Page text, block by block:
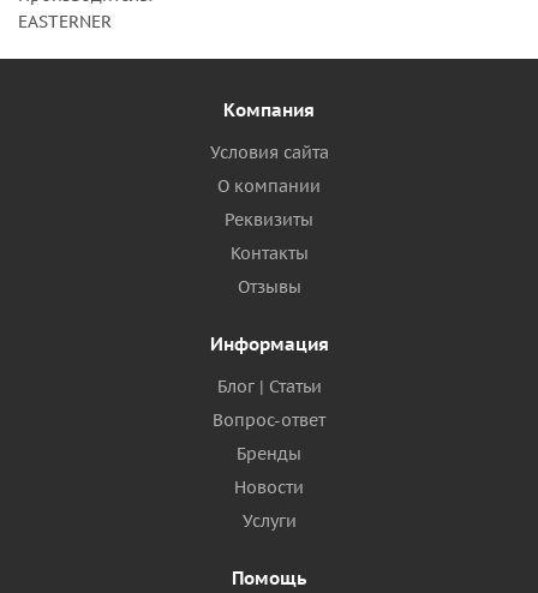
EASTERNER
Компания
Условия сайта
О компании
Реквизиты
Контакты
Отзывы
Информация
Блог | Статьи
Вопрос-ответ
Бренды
Новости
Услуги
Помощь